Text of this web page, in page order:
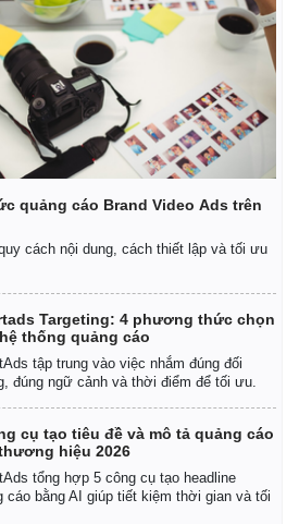
Quân sự - Quốc phòng
Vũ khí
quảng cáo Brand Video Ads trên
cách nội dung, cách thiết lập và tối ưu
Targeting: 4 phương thức chọn
thống quảng cáo
tập trung vào việc nhắm đúng đối
đúng ngữ cảnh và thời điểm để tối ưu.
cụ tạo tiêu đề và mô tả quảng cáo
hiệu 2026
tổng hợp 5 công cụ tạo headline
cáo bằng AI giúp tiết kiệm thời gian và tối